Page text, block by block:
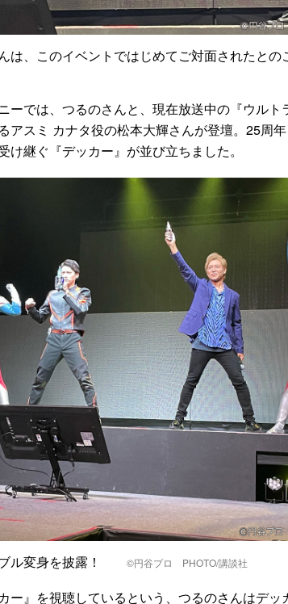
は、このイベントではじめてご対面されたと
ーでは、つるのさんと、現在放送中の『ウルト
アスミ カナタ役の松本大輝さんが登壇。25周
け継ぐ『デッカー』が並び立ちました。
ブル変身を披露！ ©円谷プロ PHOTO/講談社
ー』を視聴しているという、つるのさんはデッ